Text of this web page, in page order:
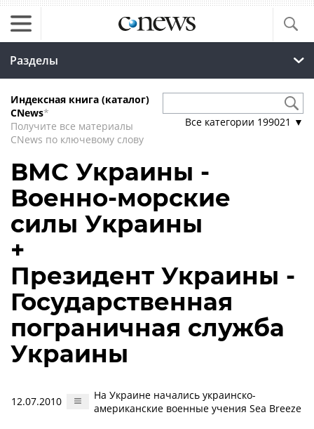
Разделы
Индексная книга (каталог)
CNews*
Получите все материалы
CNews по ключевому слову
Все категории 199021 ▼
ВМС Украины -
Военно-морские
силы Украины
+
Президент Украины -
Государственная
пограничная служба
Украины
12.07.2010
На Украине начались украинско-
американские военные учения Sea Breeze